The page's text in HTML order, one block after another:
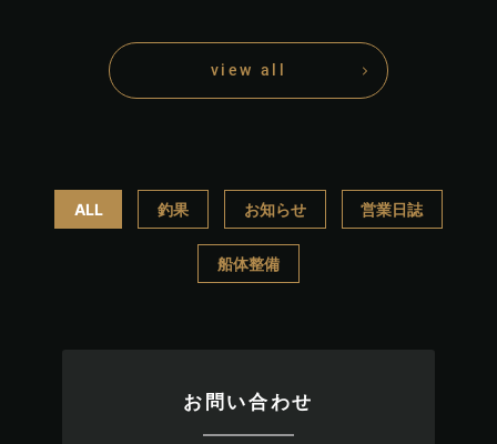
view all
ALL 釣果 お知らせ 営業日誌
船体整備
お問い合わせ